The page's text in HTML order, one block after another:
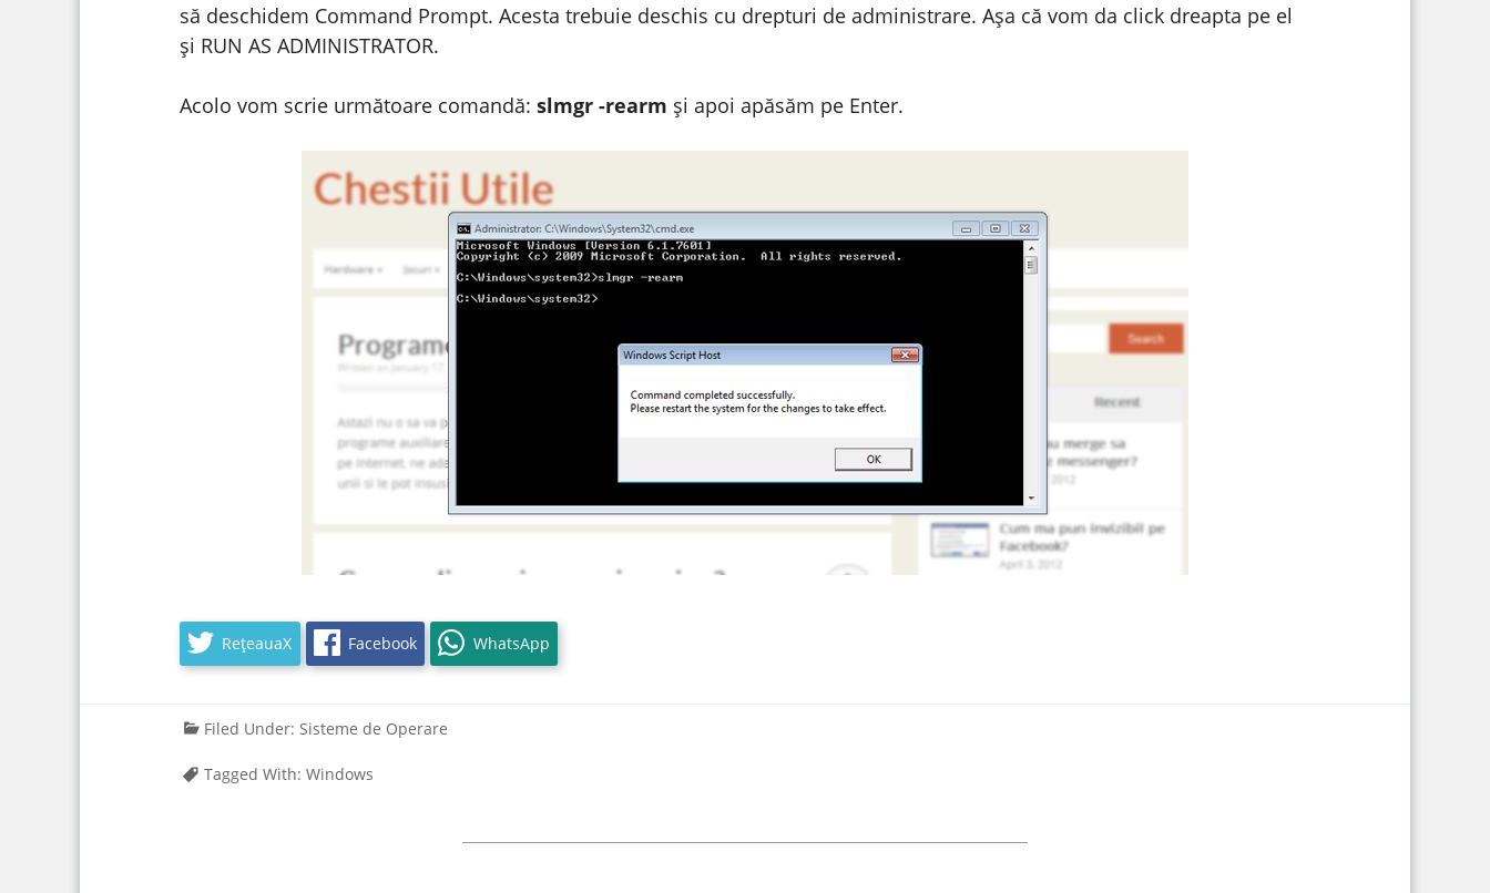
să deschidem Command Prompt. Acesta trebuie deschis cu drepturi de administrare. Așa că vom da click dreapta pe el
și RUN AS ADMINISTRATOR.
Acolo vom scrie următoare comandă: slmgr -rearm și apoi apăsăm pe Enter.
RețeauaX Facebook WhatsApp
Filed Under: Sisteme de Operare
Tagged With: Windows